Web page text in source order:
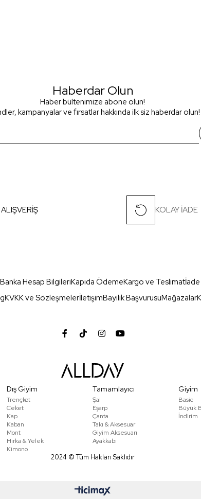
Haberdar Olun
Haber bültenimize abone olun!
kampanyalar ve fırsatlar hakkında ilk siz haberdar olun!
KOLAY İADE
Banka Hesap BilgileriKapıda ÖdemeKargo ve Teslimat
KVKK ve SözleşmelerİletişimBayilik BaşvurusuMağazalar
Dış Giyim
Trençkot
Ceket
Kap
Kaban
Mont
Hırka & Yelek
Kimono
Tamamlayıcı
Şal
Eşarp
Çanta
Takı & Aksesuar
Giyim Aksesuarı
Ayakkabı
Giyim
Basic
Büyük
İndirim
2024 © Tüm Hakları Saklıdır